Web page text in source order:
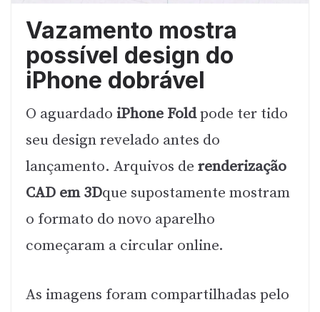
Vazamento mostra
possível design do
iPhone dobrável
O aguardado iPhone Foldpode ter tido
seu design revelado antes do
lançamento. Arquivos de renderização
CAD em 3Dque supostamente mostram
o formato do novo aparelho
começaram a circular online.
As imagens foram compartilhadas pelo